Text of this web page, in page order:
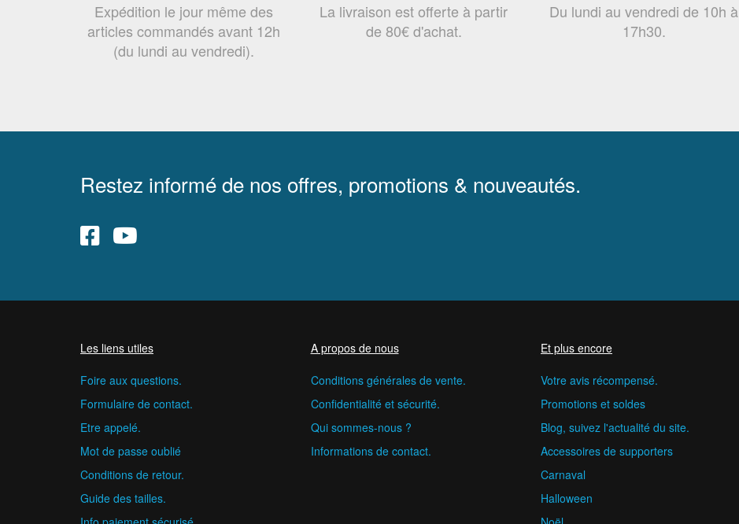
Expédition le jour même des
articles commandés avant 12h
(du lundi au vendredi).
La livraison est offerte à partir
de 80€ d'achat.
Du lundi au vendredi de 10h à
17h30.
Restez informé de nos offres, promotions & nouveautés.
Les liens utiles
Foire aux questions.
Formulaire de contact.
Etre appelé.
Mot de passe oublié
Conditions de retour.
Guide des tailles.
A propos de nous
Conditions générales de vente.
Confidentialité et sécurité.
Qui sommes-nous ?
Informations de contact.
Et plus encore
Votre avis récompensé.
Promotions et soldes
Blog, suivez l'actualité du site.
Accessoires de supporters
Carnaval
Halloween